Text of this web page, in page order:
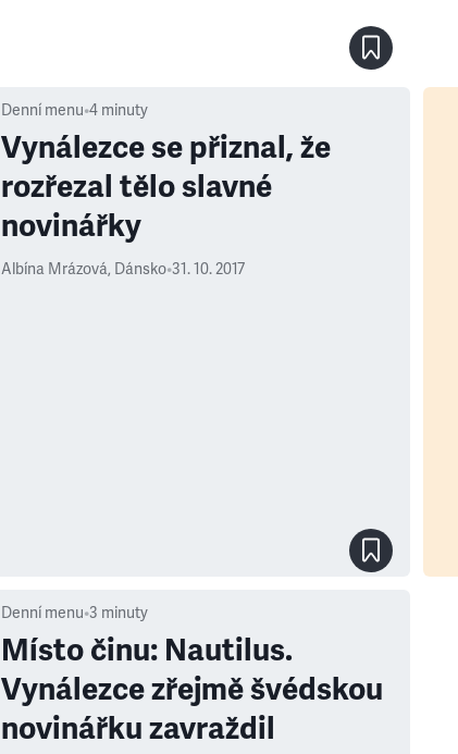
Denní menu•4 minuty
Vynálezce se přiznal, že
rozřezal tělo slavné
novinářky
Albína Mrázová, Dánsko•31. 10. 2017
Denní menu•3 minuty
Místo činu: Nautilus.
Vynálezce zřejmě švédskou
novinářku zavraždil